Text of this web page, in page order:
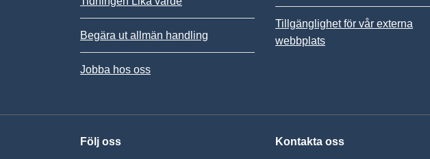
Begära ut allmän handling
Jobba hos oss
Tillgänglighet för vår externa
webbplats
Följ oss Kontakta oss